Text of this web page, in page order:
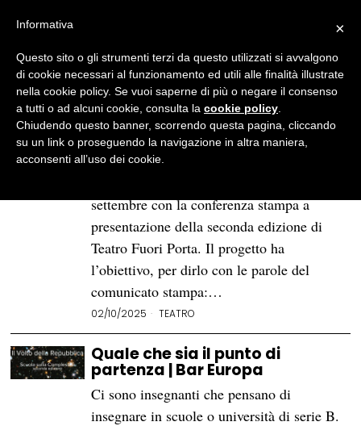
BROWSE TAG
territorio
Il Piccolo Teatro incontra il
territorio con «Teatro Fuori
Porta»
settembre con la conferenza stampa a
presentazione della seconda edizione di
Teatro Fuori Porta. Il progetto ha
l’obiettivo, per dirlo con le parole del
comunicato stampa:…
02/10/2025 TEATRO
Quale che sia il punto di
partenza | Bar Europa
Ci sono insegnanti che pensano di
insegnare in scuole o università di serie B.
×
Informativa
Questo sito o gli strumenti terzi da questo utilizzati si avvalgono
di cookie necessari al funzionamento ed utili alle finalità illustrate
nella cookie policy. Se vuoi saperne di più o negare il consenso
a tutti o ad alcuni cookie, consulta la cookie policy
Chiudendo questo banner, scorrendo questa pagina, cliccando
su un link o proseguendo la navigazione in altra maniera,
acconsenti all’uso dei cookie.